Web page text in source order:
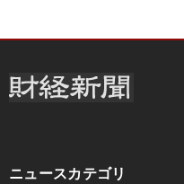
ニュースカテゴリ